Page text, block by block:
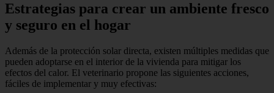
Estrategias para crear un ambiente fresco
y seguro en el hogar
Además de la protección solar directa, existen múltiples medidas que
pueden adoptarse en el interior de la vivienda para mitigar los
efectos del calor. El veterinario propone las siguientes acciones,
fáciles de implementar y muy efectivas: